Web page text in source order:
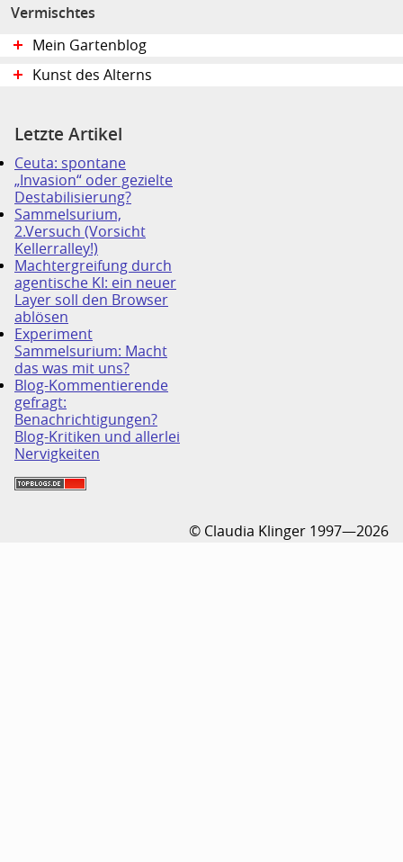
Vermischtes
Mein Gartenblog
Kunst des Alterns
Letzte Artikel
Ceuta: spontane
„Invasion“ oder gezielte
Destabilisierung?
Sammelsurium,
2.Versuch (Vorsicht
Kellerralley!)
Machtergreifung durch
agentische KI: ein neuer
Layer soll den Browser
ablösen
Experiment
Sammelsurium: Macht
das was mit uns?
Blog-Kommentierende
gefragt:
Benachrichtigungen?
Blog-Kritiken und allerlei
Nervigkeiten
© Claudia Klinger 1997—2026